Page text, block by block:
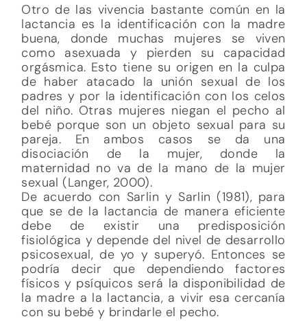
Otro de las vivencia bastante común en la
lactancia es la identificación con la madre
buena, donde muchas mujeres se viven
como asexuada y pierden su capacidad
orgásmica. Esto tiene su origen en la culpa
de haber atacado la unión sexual de los
padres y por la identificación con los celos
del niño. Otras mujeres niegan el pecho al
bebé porque son un objeto sexual para su
pareja. En ambos casos se da una
disociación de la mujer, donde la
maternidad no va de la mano de la mujer
sexual (Langer, 2000).
De acuerdo con Sarlin y Sarlin (1981), para
que se de la lactancia de manera eficiente
debe de existir una predisposición
fisiológica y depende del nivel de desarrollo
psicosexual, de yo y superyó. Entonces se
podría decir que dependiendo factores
físicos y psíquicos será la disponibilidad de
la madre a la lactancia, a vivir esa cercanía
con su bebé y brindarle el pecho.